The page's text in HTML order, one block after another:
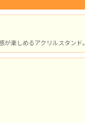
楽しめるアクリルスタンド。